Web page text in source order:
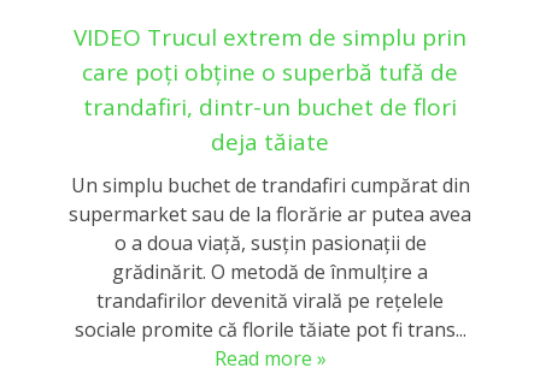
VIDEO Trucul extrem de simplu prin
care poți obține o superbă tufă de
trandafiri, dintr-un buchet de flori
deja tăiate
Un simplu buchet de trandafiri cumpărat din
supermarket sau de la florărie ar putea avea
o a doua viață, susțin pasionații de
grădinărit. O metodă de înmulțire a
trandafirilor devenită virală pe rețelele
sociale promite că florile tăiate pot fi trans...
Read more »